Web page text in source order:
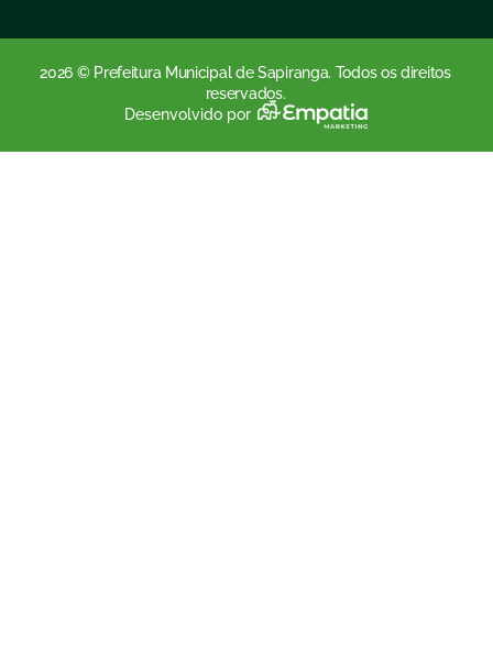
2026 © Prefeitura Municipal de Sapiranga. Todos os direitos
reservados.
Desenvolvido por